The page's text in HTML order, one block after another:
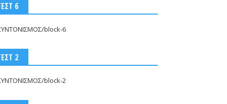
6
block-6
2
block-2